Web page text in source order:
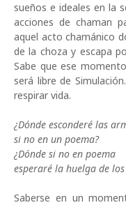
sueños e ideales en la
acciones de chaman
aquel acto chamánico
de la choza y escapa
Sabe que ese
será libre de
respirar vida.
¿Dónde esconderé las
si no en un poema?
¿Dónde si no en poema
esperaré la huelga de
Saberse en un